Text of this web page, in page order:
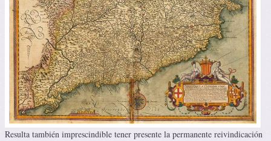
Resulta también imprescindible tener presente la permanente reivindicación